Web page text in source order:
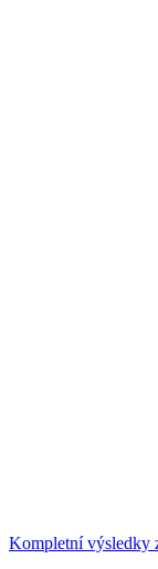
Kompletní výsledky